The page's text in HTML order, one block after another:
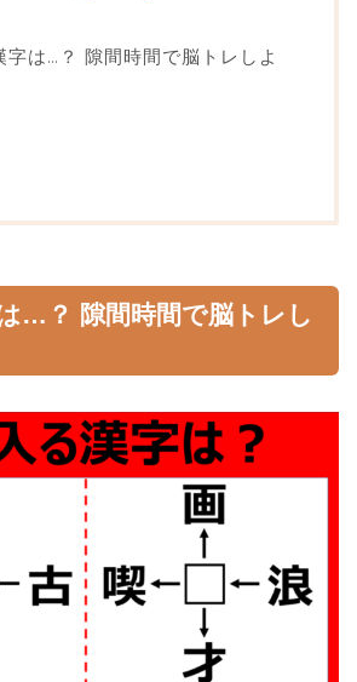
字は…？ 隙間時間で脳トレしよ
…？ 隙間時間で脳トレし